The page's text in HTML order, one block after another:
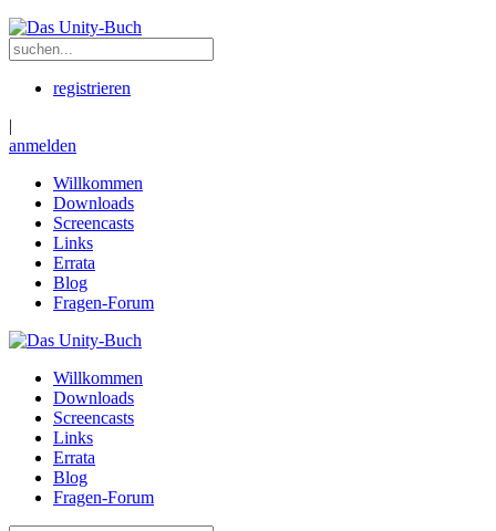
registrieren
|
anmelden
Willkommen
Downloads
Screencasts
Links
Errata
Blog
Fragen-Forum
Willkommen
Downloads
Screencasts
Links
Errata
Blog
Fragen-Forum